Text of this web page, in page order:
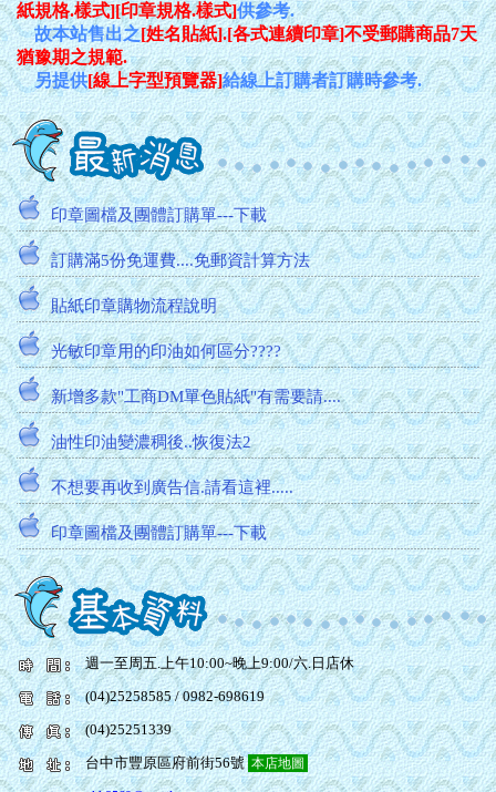
紙規格.樣式][印章規格.樣式]供參考.
故本站售出之[姓名貼紙].[各式連續印章]不受郵購商品7天
猶豫期之規範.
另提供[線上字型預覽器]給線上訂購者訂購時參考.
油性印油變濃稠後..恢復法2
不想要再收到廣告信.請看這裡.....
印章圖檔及團體訂購單---下載
訂購滿5份免運費....免郵資計算方法
貼紙印章購物流程說明
光敏印章用的印油如何區分????
新增多款"工商DM單色貼紙"有需要請....
油性印油變濃稠後..恢復法2
不想要再收到廣告信.請看這裡.....
印章圖檔及團體訂購單---下載
訂購滿5份免運費....免郵資計算方法
貼紙印章購物流程說明
光敏印章用的印油如何區分????
新增多款"工商DM單色貼紙"有需要請....
週一至周五.上午10:00~晚上9:00/六.日店休
(04)25258585 / 0982-698619
(04)25251339
台中市豐原區府前街56號 本店地圖